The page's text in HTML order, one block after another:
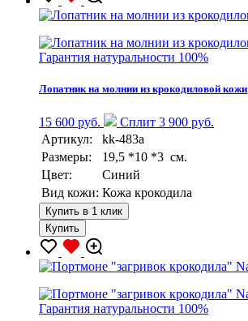
Гарантия натуральности 100%
Лопатник на молнии из крокодиловой кожи
15 600 руб.
Сплит 3 900 руб.
Артикул:
kk-483a
Размеры:
19,5 *10 *3 см.
Цвет:
Синий
Вид кожи: Кожа крокодила
Купить в 1 клик
Купить
Гарантия натуральности 100%